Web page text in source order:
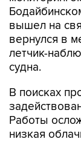
вышел на
вернулся в
летчик-
судна.
В поисках
Работы
низкая